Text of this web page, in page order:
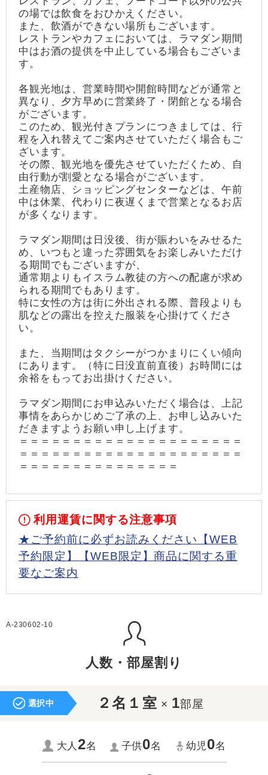
の場では飲食をおひかえください。
また、飲酒ができない場所もございます。
レストランやカフェにおいては、ラマダン期間
中はお酒の提供を中止している場合もございま
す。
各観光地は、営業時間や開館時間などが通常と
異なり、夕方早めに営業終了・閉館となる場合
がございます。
このため、観光付きプランにつきましては、行
程を入れ替えてご案内させていただく場合もご
ざいます。
その際、観光地を優先させていただくため、自
由行動が割愛となる場合がございます。
土産物店、ショッピングセンターなどは、午前
中は休業、代わりに夜遅くまで営業となるお店
が多くなります。
ラマダン期間は日没後、街が賑わいをみせるた
め、いつもと違った雰囲気をお楽しみいただけ
る期間でもございますが、
通常期よりもイスラム教徒の方への配慮が求め
られる期間でもあります。
特に女性の方は街に外出される際、普段よりも
肌などの露出を控えた服装を心掛けてくださ
い。
また、当期間はタクシーがつかまりにくい傾向
にあります。（特に日没直前直後）お時間には
余裕をもってお出掛けください。
ラマダン期間にお申込みいただく場合は、上記
事情をあらかじめご了承の上、お申し込みいた
だきますようお願い申し上げます。
＝＝＝＝＝＝＝＝＝＝＝＝＝＝＝＝＝＝＝＝＝
＝＝＝＝＝＝＝＝＝＝＝＝＝＝＝＝＝＝＝＝＝
＝＝＝＝＝＝＝＝＝＝＝＝＝＝＝
利用運賃に関する注意事項
★ご予約前に必ずお読みください【WEB
予約限定】【WEB限定】商品に関する重
要なご案内
A-230602-10
人数・部屋割り
選択中 ２名１室 × 1部屋
大人2名 子供0名 幼児0名